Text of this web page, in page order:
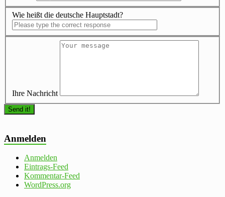
Wie heißt die deutsche Hauptstadt?
Ihre Nachricht
Anmelden
Anmelden
Eintrags-Feed
Kommentar-Feed
WordPress.org